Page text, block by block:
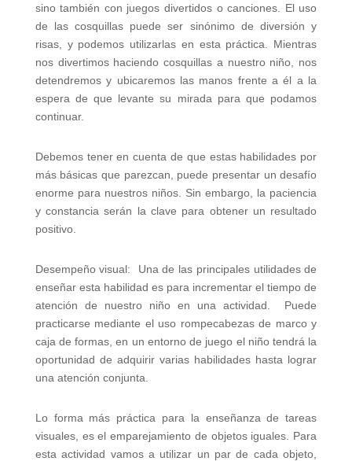
sino también con juegos divertidos o canciones. El uso
de las cosquillas puede ser sinónimo de diversión y
risas, y podemos utilizarlas en esta práctica. Mientras
nos divertimos haciendo cosquillas a nuestro niño, nos
detendremos y ubicaremos las manos frente a él a la
espera de que levante su mirada para que podamos
continuar.
Debemos tener en cuenta de que estas habilidades por
más básicas que parezcan, puede presentar un desafío
enorme para nuestros niños. Sin embargo, la paciencia
y constancia serán la clave para obtener un resultado
positivo.
Desempeño visual: Una de las principales utilidades de
enseñar esta habilidad es para incrementar el tiempo de
atención de nuestro niño en una actividad. Puede
practicarse mediante el uso rompecabezas de marco y
caja de formas, en un entorno de juego el niño tendrá la
oportunidad de adquirir varias habilidades hasta lograr
una atención conjunta.
Lo forma más práctica para la enseñanza de tareas
visuales, es el emparejamiento de objetos iguales. Para
esta actividad vamos a utilizar un par de cada objeto,